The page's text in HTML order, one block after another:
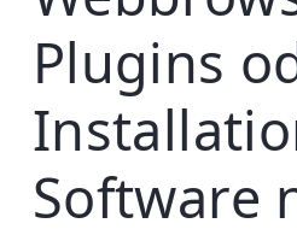
Plugins
Software